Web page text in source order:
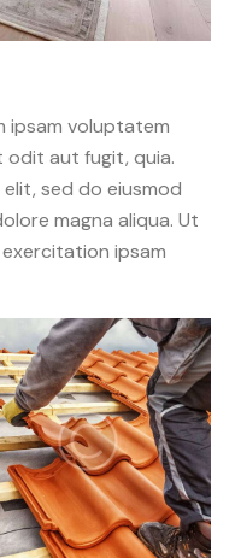
ipsam voluptatem
aut fugit, quia.
sed do eiusmod
magna aliqua. Ut
ipsam